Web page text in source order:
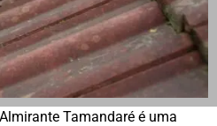
Tamandaré é uma